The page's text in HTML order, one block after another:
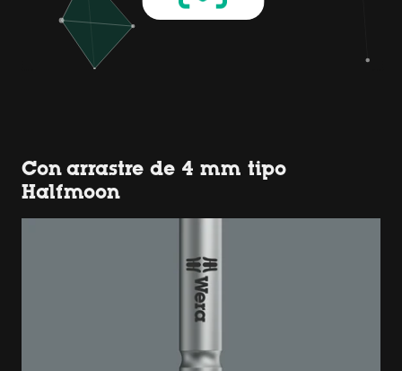
Con arrastre de 4 mm tipo
Halfmoon